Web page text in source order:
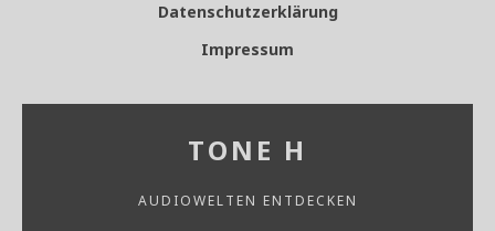
Datenschutzerklärung
Impressum
TONE H
AUDIOWELTEN ENTDECKEN